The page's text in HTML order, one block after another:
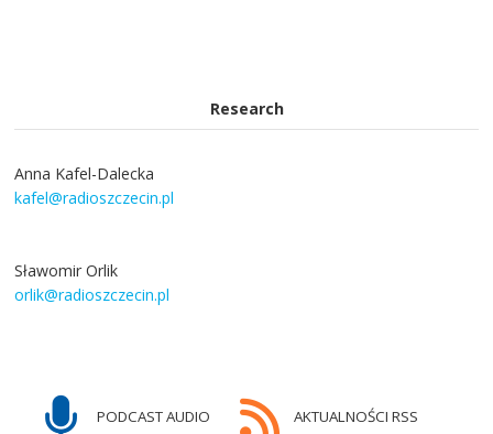
Research
Anna Kafel-Dalecka
kafel@radioszczecin.pl
Sławomir Orlik
orlik@radioszczecin.pl
PODCAST AUDIO AKTUALNOŚCI RSS